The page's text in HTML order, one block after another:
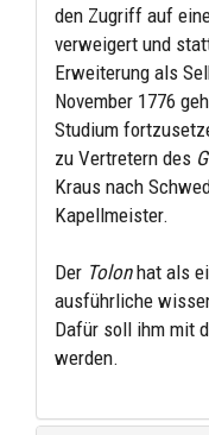
den Zugriff auf
verweigert und
Erweiterung als
November 1776
Studium
zu Vertretern des
Kraus nach
Kapellmeister.
Der Tolonhat als
ausführliche
Dafür soll ihm mit
werden.